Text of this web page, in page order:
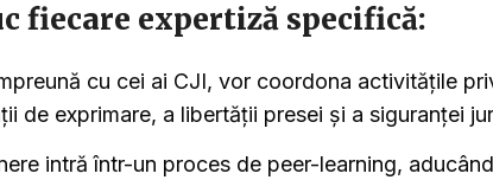
fiecare expertiză specifică:
cu cei ai CJI, vor coordona activitățile
de exprimare, a libertății presei și a siguranței
intră într-un proces de peer-learning,